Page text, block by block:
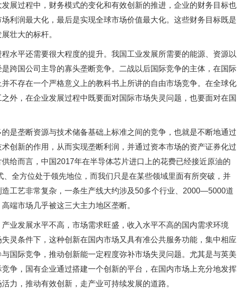
展过程中，财务模式的变化和有效创新的推进，企业的财务目标也
利润最大化，最后是实现全球市场价值最大化。这些财务目标既是
壮大的标杆。
水平还需要很大程度的提升。我国工业发展所需要的能源、资源以
跨国公司主导的寡头垄断竞争。二战以后国际竞争的主体，在国际
不存在一个严格意义上的教科书上所讲的自由市场竞争。在全球化
外，在企业发展过程中既要面对国际市场失灵问题，也要面对在国
是垄断资源与技术储备基础上标准之间的竞争，也就是不断地通过
创新的作用，从而实现垄断利润，并通过资本市场的资产证券化过
给而言，中国2017年在半导体芯片进口上的花费已经接近原油的
全方位处于领先地位，而我们只是在某些领域里面有所突破，并
工艺非常复杂，一条生产线大约涉及50多个行业、2000—5000道
端市场几乎被这三大主力地区垄断。
业发展水平不高，市场需求旺盛，收入水平不高的国内需求环境
灵条件下，这种创新在国内市场又具有准公共服务功能，集中相应
国际竞争，推动创新能一定程度弥补市场失灵问题。尤其是与英美
争，国有企业通过搭建一个创新的平台，在国内市场上充分地发挥
力，推动有效创新，走产业可持续发展的道路。